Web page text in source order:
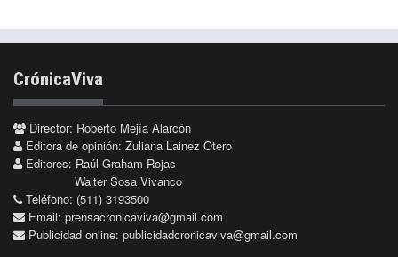
CrónicaViva
Director: Roberto Mejía Alarcón
Editora de opinión: Zuliana Lainez Otero
Editores: Raúl Graham Rojas
Walter Sosa Vivanco
Teléfono: (511) 3193500
Email: prensacronicaviva@gmail.com
Publicidad online: publicidadcronicaviva@gmail.com